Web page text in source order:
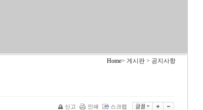
Home> 게시판 > 공지사항
신고 인쇄 스크랩